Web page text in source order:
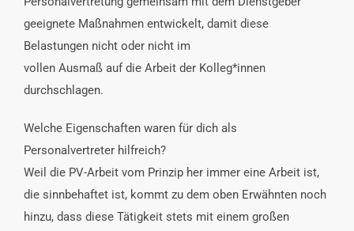
geeignete Maßnahmen entwickelt, damit diese
Belastungen nicht oder nicht im
vollen Ausmaß auf die Arbeit der Kolleg*innen
durchschlagen.
Welche Eigenschaften waren für dich als
Personalvertreter hilfreich?
Weil die PV-Arbeit vom Prinzip her immer eine Arbeit ist,
die sinnbehaftet ist, kommt zu dem oben Erwähnten noch
hinzu, dass diese Tätigkeit stets mit einem großen